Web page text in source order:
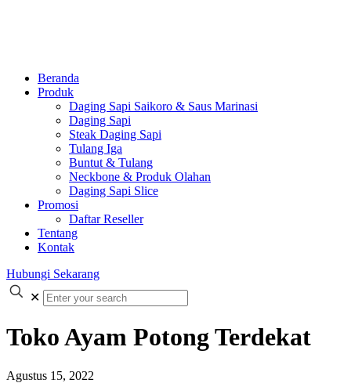
Beranda
Produk
Daging Sapi Saikoro & Saus Marinasi
Daging Sapi
Steak Daging Sapi
Tulang Iga
Buntut & Tulang
Neckbone & Produk Olahan
Daging Sapi Slice
Promosi
Daftar Reseller
Tentang
Kontak
Hubungi Sekarang
✕
Toko Ayam Potong Terdekat
Agustus 15, 2022